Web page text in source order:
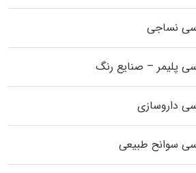
نساجی
پلیمر – صنایع رنگ
داروسازی
سوانح طبیعی